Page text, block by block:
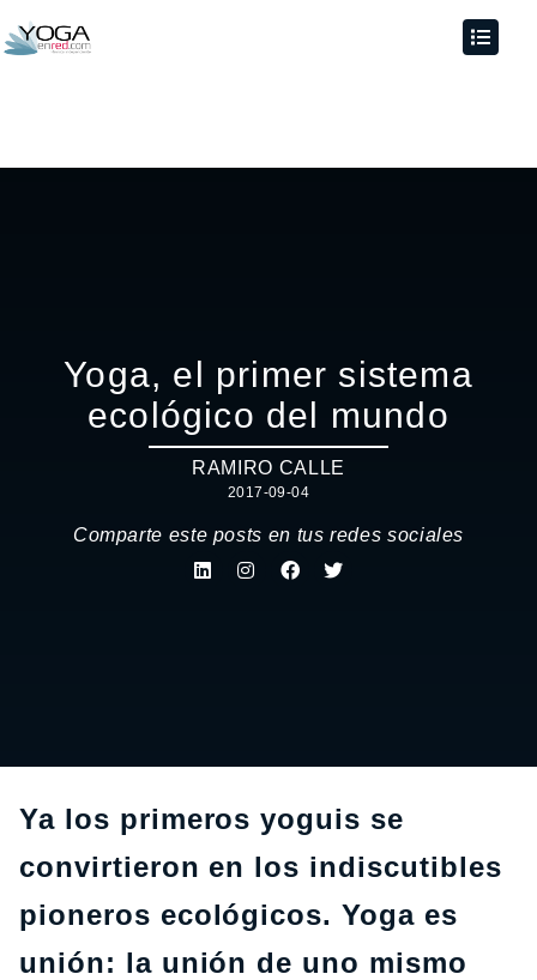
Yoga, el primer sistema
ecológico del mundo
RAMIRO CALLE
2017-09-04
Comparte este posts en tus redes sociales
Ya los primeros yoguis se
convirtieron en los indiscutibles
pioneros ecológicos. Yoga es
unión: la unión de uno mismo